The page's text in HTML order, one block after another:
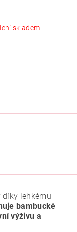
skladem
lehkému
bambucké
výživu a